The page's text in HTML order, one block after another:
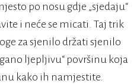
po nosu gdje „sjedaju“
i neće se micati. Taj trik
za sjenilo držati sjenilo
ljepljivu“ površinu koja
kako ih namjestite.